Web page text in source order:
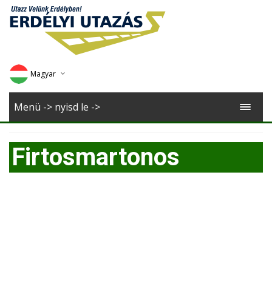
Magyar
Deutsch
Romana
Menü -> nyisd le ->
Firtosmartonos